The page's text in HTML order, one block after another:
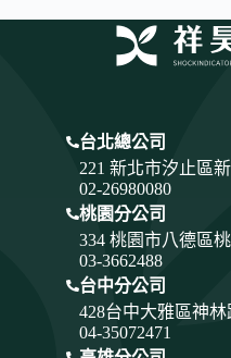
台北總公司
221 新北市汐止區
02-26980080
桃園分公司
334 桃園市八德區
03-3662488
台中分公司
428台中大雅區神林
04-35072471